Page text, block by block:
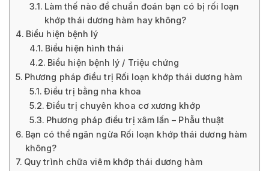
Làm thế nào để chuẩn đoán bạn có bị rối loạn
khớp thái dương hàm hay không?
Biểu hiện bệnh lý
Biểu hiện hình thái
Biểu hiện bệnh lý / Triệu chứng
Phương pháp điều trị Rối loạn khớp thái dương hàm
Điều trị bằng nha khoa
Điều trị chuyên khoa cơ xương khớp
Phương pháp điều trị xâm lấn – Phẫu thuật
Bạn có thể ngăn ngừa Rối loạn khớp thái dương hàm
không?
Quy trình chữa viêm khớp thái dương hàm